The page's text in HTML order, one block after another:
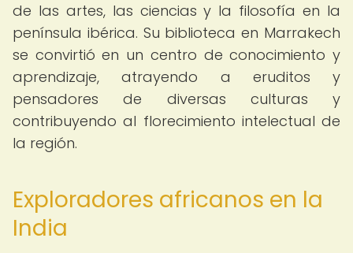
de las artes, las ciencias y la filosofía en la
península ibérica. Su biblioteca en Marrakech
se convirtió en un centro de conocimiento y
aprendizaje, atrayendo a eruditos y
pensadores de diversas culturas y
contribuyendo al florecimiento intelectual de
la región.
Exploradores africanos en la
India